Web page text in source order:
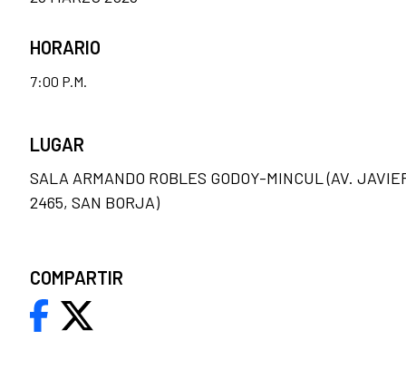
HORARIO
7:00 P.M.
LUGAR
SALA ARMANDO ROBLES GODOY-MINCUL (AV.
2465, SAN BORJA)
COMPARTIR